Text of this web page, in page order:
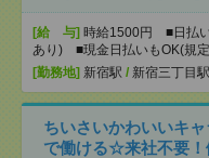
[給 与] 時給1500円 ■日払
あり) ■現金日払いもOK(規
[勤務地] 新宿駅 / 新宿三丁目駅
ちいさいかわいいキ
で働ける☆来社不要！